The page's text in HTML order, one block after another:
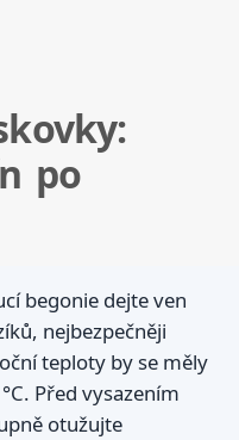
po
begonie dejte ven
nejbezpečněji
teploty by se měly
Před vysazením
otužujte